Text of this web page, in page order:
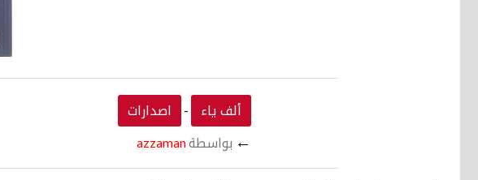
ألف ياء - اصدارات
← بواسطة azzaman